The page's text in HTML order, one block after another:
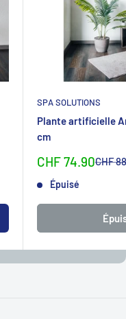
SPA SOLUTIONS
Plante artificielle
cm
Sonderpreis
CHF 74.90CHF
Épuisé